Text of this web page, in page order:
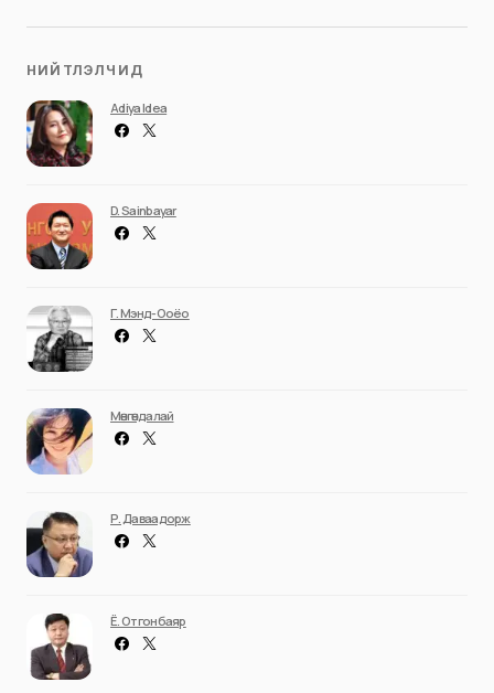
НИЙТЛЭЛЧИД
Adiya Idea
D. Sainbayar
Г. Мэнд-Ооёо
Мөнгөндалай
Р. Даваадорж
Ё. Отгонбаяр